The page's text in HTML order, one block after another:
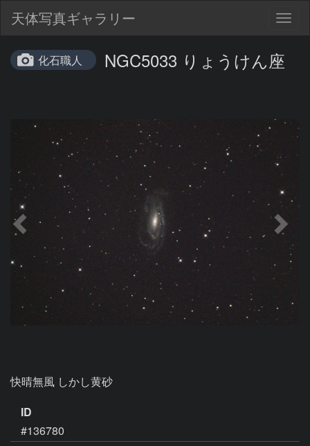
天体写真ギャラリー
化石職人 NGC5033 りょうけん座
快晴無風 しかし黄砂
ID
#136780